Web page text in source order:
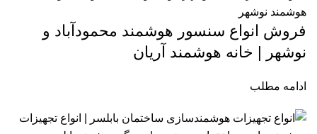
فروش انواع سنسور هوشمند محمودآباد و
نوشهر | خانه هوشمند آریان
ادامه مطلب